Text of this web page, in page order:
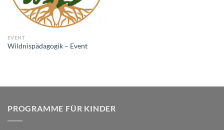
EVENT
Wildnispädagogik – Event
PROGRAMME FÜR KINDER